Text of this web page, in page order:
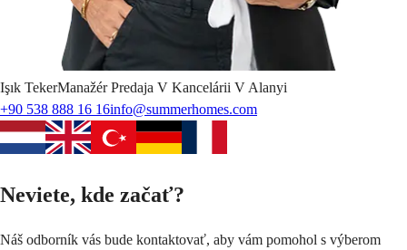
Işık TekerManažér Predaja V Kancelárii V Alanyi
+90 538 888 16 16info@summerhomes.com
Neviete, kde začať?
Náš odborník vás bude kontaktovať, aby vám pomohol s výberom